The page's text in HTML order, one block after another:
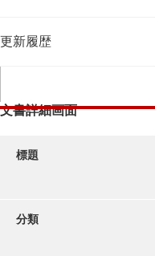
更新履歴
文書詳細画面
標題
分類